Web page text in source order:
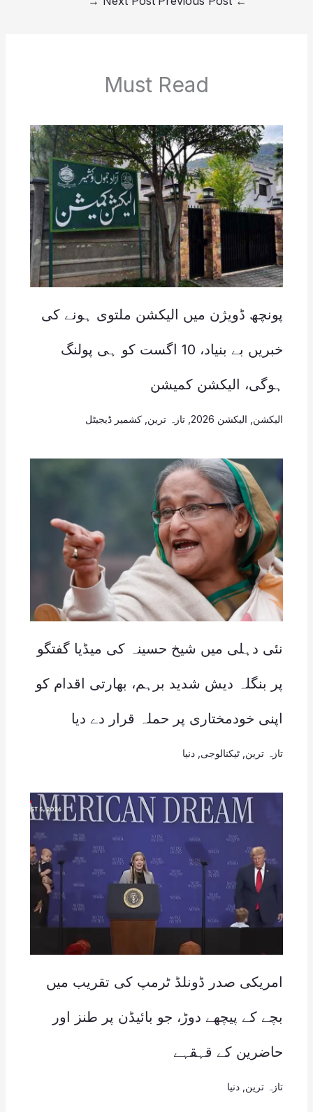
Must Read
پونچھ ڈویژن میں الیکشن ملتوی ہونے کی
خبریں بے بنیاد، 10 اگست کو ہی پولنگ
ہوگی، الیکشن کمیشن
الیکشن الیکشن 2026 , تازہ ترین کشمیر ڈیجیٹل
نئی دہلی میں شیخ حسینہ کی میڈیا گفتگو
پر بنگلہ دیش شدید برہم، بھارتی اقدام کو
اپنی خودمختاری پر حملہ قرار دے دیا
تازہ ترین ٹیکنالوجی دنیا
امریکی صدر ڈونلڈ ٹرمپ کی تقریب میں
بچے کے پیچھے دوڑ، جو بائیڈن پر طنز اور
حاضرین کے قہقہے
تازہ ترین دنیا